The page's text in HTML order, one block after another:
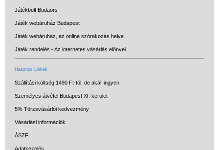
Játékbolt Budaörs
Játék webáruház Budapest
Játék webáruház, az online szórakozás helye
Játék rendelés - Az internetes vásárlás előnyei
Hasznos Linkek
Szállítási költség 1490 Ft-tól, de akár ingyen!
Személyes átvétel Budapest XI. kerület
5% Törzsvásárlói kedvezmény
Vásárlási információk
ÁSZF
Adatkezelés